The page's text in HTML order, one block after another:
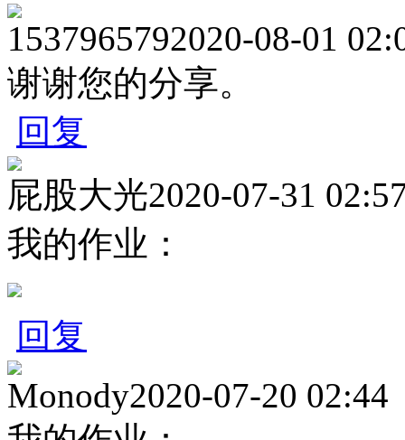
1537965792020-08-01
谢谢您的分享。
回复
屁股大光2020-07-31
我的作业：
回复
Monody2020-07-20 02:44